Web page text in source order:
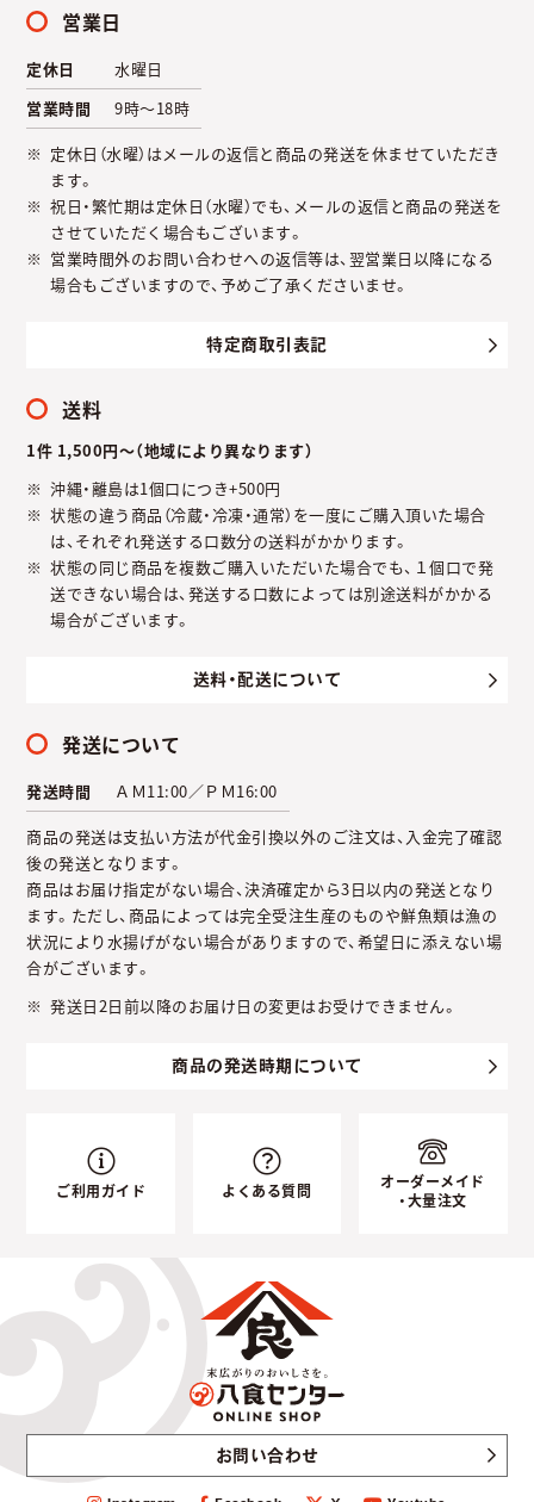
営業日
定休日
水曜日
営業時間
9時～18時
定休日（水曜）はメールの返信と商品の発送を休ませていただき
ます。
祝日・繁忙期は定休日（水曜）でも、メールの返信と商品の発送を
させていただく場合もございます。
営業時間外のお問い合わせへの返信等は、翌営業日以降になる
場合もございますので、予めご了承くださいませ。
特定商取引表記
送料
1件 1,500円～（地域により異なります）
沖縄・離島は1個口につき+500円
状態の違う商品（冷蔵・冷凍・通常）を一度にご購入頂いた場合
は、それぞれ発送する口数分の送料がかかります。
状態の同じ商品を複数ご購入いただいた場合でも、１個口で発
送できない場合は、発送する口数によっては別途送料がかかる
場合がございます。
送料・配送について
発送について
発送時間
ＡＭ11:00／ＰＭ16:00
商品の発送は支払い方法が代金引換以外のご注文は、入金完了確認
後の発送となります。
商品はお届け指定がない場合、決済確定から3日以内の発送となり
ます。ただし、商品によっては完全受注生産のものや鮮魚類は漁の
状況により水揚げがない場合がありますので、希望日に添えない場
合がございます。
発送日2日前以降のお届け日の変更はお受けできません。
商品の発送時期について
ご利用ガイド よくある質問
オーダーメイド
・大量注文
お問い合わせ